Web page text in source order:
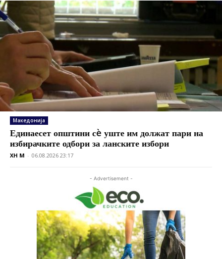
Македонија
Единаесет општини сè уште им должат пари на
избирачките одбори за ланските избори
XH M - 06.08.2026 23:17
- Advertisement -